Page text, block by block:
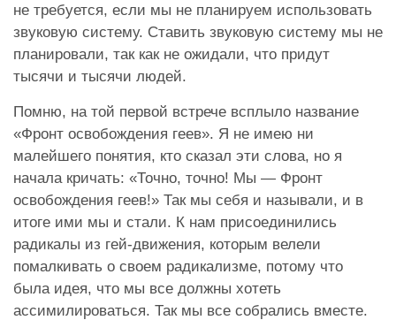
не требуется, если мы не планируем использовать
звуковую систему. Ставить звуковую систему мы не
планировали, так как не ожидали, что придут
тысячи и тысячи людей.
Помню, на той первой встрече всплыло название
«Фронт освобождения геев». Я не имею ни
малейшего понятия, кто сказал эти слова, но я
начала кричать: «Точно, точно! Мы — Фронт
освобождения геев!» Так мы себя и называли, и в
итоге ими мы и стали. К нам присоединились
радикалы из гей-движения, которым велели
помалкивать о своем радикализме, потому что
была идея, что мы все должны хотеть
ассимилироваться. Так мы все собрались вместе.